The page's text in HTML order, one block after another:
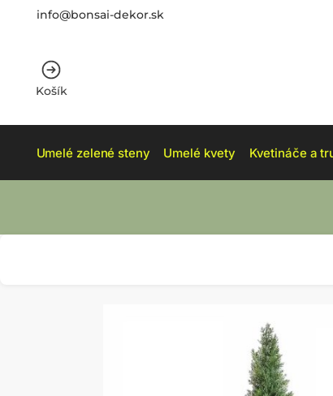
info@bonsai-dekor.sk
Košík
Umelé zelené steny Umelé kvety Kvetináče a